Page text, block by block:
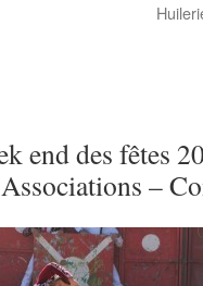
end des fêtes
–